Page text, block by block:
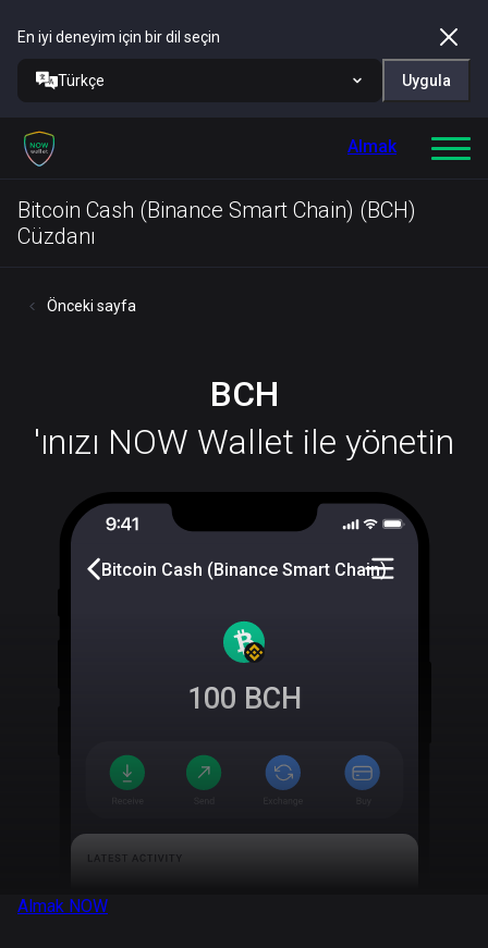
En iyi deneyim için bir dil seçin
Türkçe Uygula
Almak
Bitcoin Cash (Binance Smart Chain) (BCH)
Cüzdanı
Önceki sayfa
BCH
'ınızı NOW Wallet ile yönetin
Bitcoin Cash (Binance Smart Chain)
100 BCH
Almak NOW